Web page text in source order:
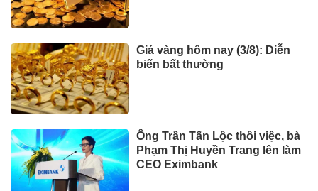
Giá vàng hôm nay (3/8): Diễn
biến bất thường
Ông Trần Tấn Lộc thôi việc, bà
Phạm Thị Huyền Trang lên làm
CEO Eximbank